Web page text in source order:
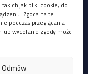
takich jak pliki cookie, do
Zgoda na te
podczas przeglądania
wycofanie zgody może
Odmów